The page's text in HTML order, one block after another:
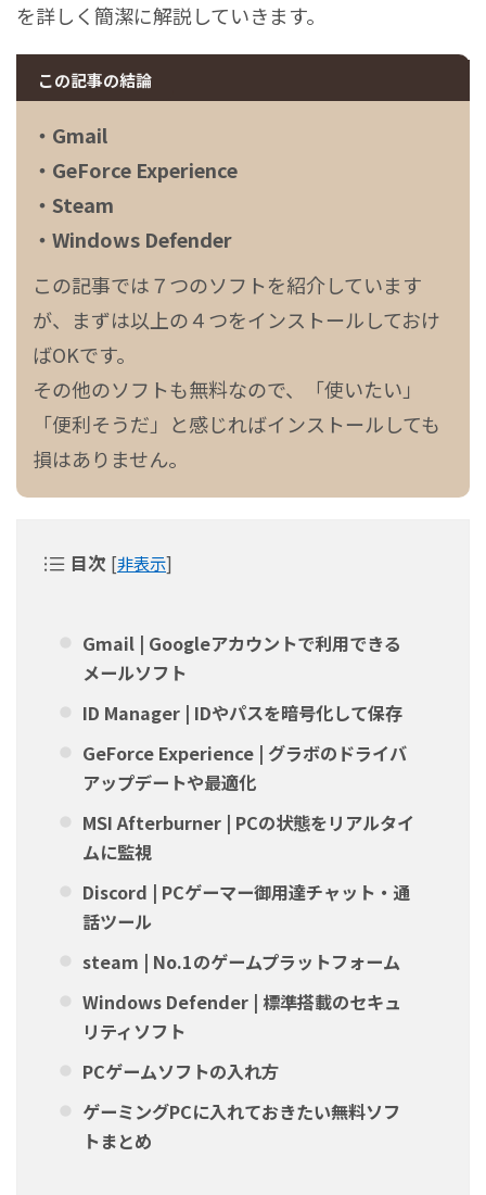
を詳しく簡潔に解説していきます。
この記事の結論
・Gmail
・GeForce Experience
・Steam
・Windows Defender
この記事では７つのソフトを紹介しています
が、まずは以上の４つをインストールしておけ
ばOKです。
その他のソフトも無料なので、「使いたい」
「便利そうだ」と感じればインストールしても
損はありません。
目次 [非表示]
Gmail | Googleアカウントで利用できる
メールソフト
ID Manager | IDやパスを暗号化して保存
GeForce Experience | グラボのドライバ
アップデートや最適化
MSI Afterburner | PCの状態をリアルタイ
ムに監視
Discord | PCゲーマー御用達チャット・通
話ツール
steam | No.1のゲームプラットフォーム
Windows Defender | 標準搭載のセキュ
リティソフト
PCゲームソフトの入れ方
ゲーミングPCに入れておきたい無料ソフ
トまとめ